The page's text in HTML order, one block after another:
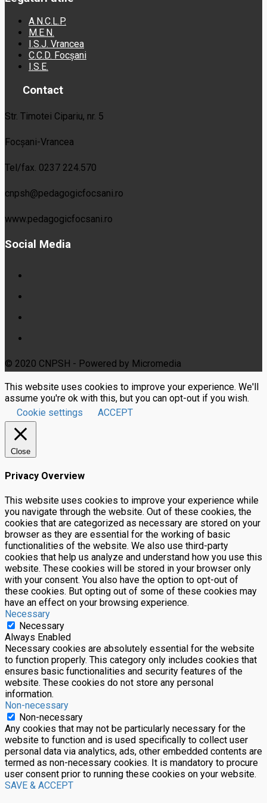
A.N.C.L.P.
M.E.N.
I.S.J. Vrancea
C.C.D. Focșani
I.S.E.
Contact
Str. Timotei Cipariu, nr. 5
Focșani-Vrancea
Tel/fax. 0237 224.570
cnpsh@pedagogicfocsani.ro
www.pedagogicfocsani.ro
Social Media
© 2020 CNPSH - Powered by Micromedia
This website uses cookies to improve your experience. We'll
assume you're ok with this, but you can opt-out if you wish.
Cookie settings
ACCEPT
Close
Privacy Overview
This website uses cookies to improve your experience while
you navigate through the website. Out of these cookies, the
cookies that are categorized as necessary are stored on your
browser as they are essential for the working of basic
functionalities of the website. We also use third-party
cookies that help us analyze and understand how you use this
website. These cookies will be stored in your browser only
with your consent. You also have the option to opt-out of
these cookies. But opting out of some of these cookies may
have an effect on your browsing experience.
Necessary
Necessary
Always Enabled
Necessary cookies are absolutely essential for the website
to function properly. This category only includes cookies that
ensures basic functionalities and security features of the
website. These cookies do not store any personal
information.
Non-necessary
Non-necessary
Any cookies that may not be particularly necessary for the
website to function and is used specifically to collect user
personal data via analytics, ads, other embedded contents are
termed as non-necessary cookies. It is mandatory to procure
user consent prior to running these cookies on your website.
SAVE & ACCEPT